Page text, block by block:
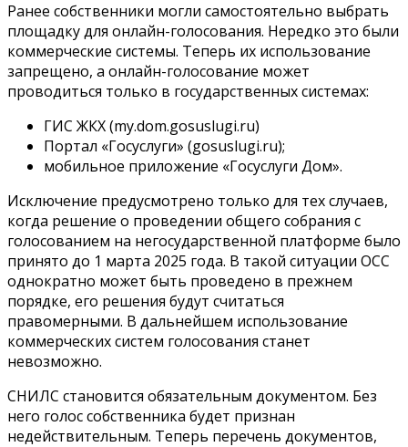
Ранее собственники могли самостоятельно выбрать
площадку для онлайн-голосования. Нередко это были
коммерческие системы. Теперь их использование
запрещено, а онлайн-голосование может
проводиться только в государственных системах:
ГИС ЖКХ (my.dom.gosuslugi.ru)
Портал «Госуслуги» (gosuslugi.ru);
мобильное приложение «Госуслуги Дом».
Исключение предусмотрено только для тех случаев,
когда решение о проведении общего собрания с
голосованием на негосударственной платформе было
принято до 1 марта 2025 года. В такой ситуации ОСС
однократно может быть проведено в прежнем
порядке, его решения будут считаться
правомерными. В дальнейшем использование
коммерческих систем голосования станет
невозможно.
СНИЛС становится обязательным документом. Без
него голос собственника будет признан
недействительным. Теперь перечень документов,